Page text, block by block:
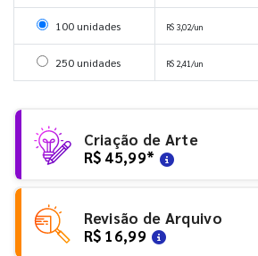
Selecionar 100 unidades
100 unidades R$ 3,02/un
Selecionar 250 unidades
250 unidades R$ 2,41/un
Criação de Arte
R$ 45,99*
Revisão de Arquivo
R$ 16,99